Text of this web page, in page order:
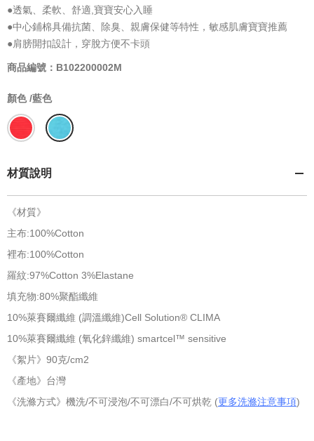
●透氣、柔軟、舒適,寶寶安心入睡
●中心鋪棉具備抗菌、除臭、親膚保健等特性，敏感肌膚寶寶推薦
●肩膀開扣設計，穿脫方便不卡頭
商品編號：B102200002M
顏色 /藍色
材質說明
《材質》
主布:100%Cotton
裡布:100%Cotton
羅紋:97%Cotton 3%Elastane
填充物:80%聚酯纖維
10%萊賽爾纖維 (調溫纖維)Cell Solution® CLIMA
10%萊賽爾纖維 (氧化鋅纖維) smartcel™ sensitive
《絮片》90克/cm2
《產地》台灣
《洗滌方式》機洗/不可浸泡/不可漂白/不可烘乾 (更多洗滌注意事項)